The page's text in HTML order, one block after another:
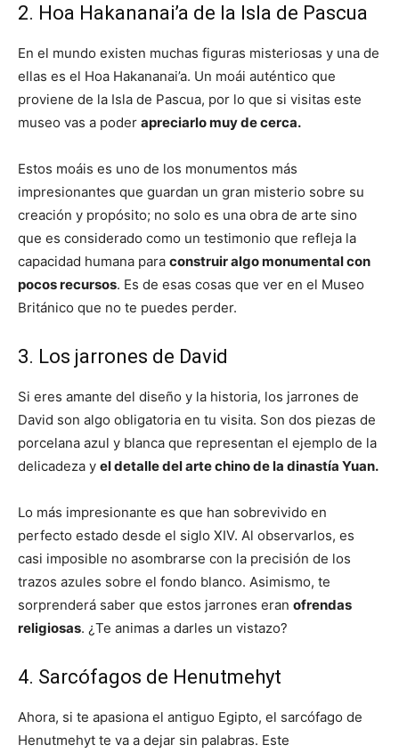
2. Hoa Hakananai’a de la Isla de Pascua
En el mundo existen muchas figuras misteriosas y una de
ellas es el Hoa Hakananai’a. Un moái auténtico que
proviene de la Isla de Pascua, por lo que si visitas este
museo vas a poder apreciarlo muy de cerca.
Estos moáis es uno de los monumentos más
impresionantes que guardan un gran misterio sobre su
creación y propósito; no solo es una obra de arte sino
que es considerado como un testimonio que refleja la
capacidad humana para construir algo monumental con
pocos recursos. Es de esas cosas que ver en el Museo
Británico que no te puedes perder.
3. Los jarrones de David
Si eres amante del diseño y la historia, los jarrones de
David son algo obligatoria en tu visita. Son dos piezas de
porcelana azul y blanca que representan el ejemplo de la
delicadeza y el detalle del arte chino de la dinastía Yuan.
Lo más impresionante es que han sobrevivido en
perfecto estado desde el siglo XIV. Al observarlos, es
casi imposible no asombrarse con la precisión de los
trazos azules sobre el fondo blanco. Asimismo, te
sorprenderá saber que estos jarrones eran ofrendas
religiosas. ¿Te animas a darles un vistazo?
4. Sarcófagos de Henutmehyt
Ahora, si te apasiona el antiguo Egipto, el sarcófago de
Henutmehyt te va a dejar sin palabras. Este